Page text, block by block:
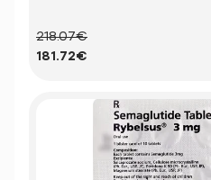
218.07€
181.72€